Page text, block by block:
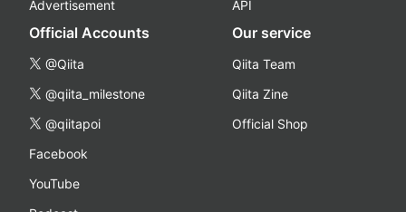
Advertisement
API
Official Accounts
@Qiita
@qiita_milestone
@qiitapoi
Facebook
YouTube
Our service
Qiita Team
Qiita Zine
Official Shop